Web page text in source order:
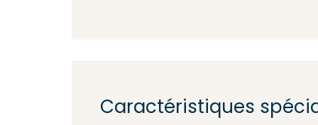
Caractéristiques